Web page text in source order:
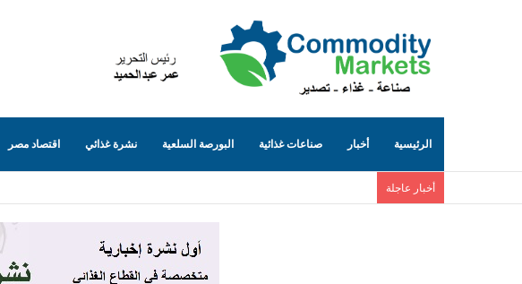
الرئيسية أخبار صناعات غذائية البورصة السلعية نشرة غذائي اقتصاد مصر
أخبار عاجلة